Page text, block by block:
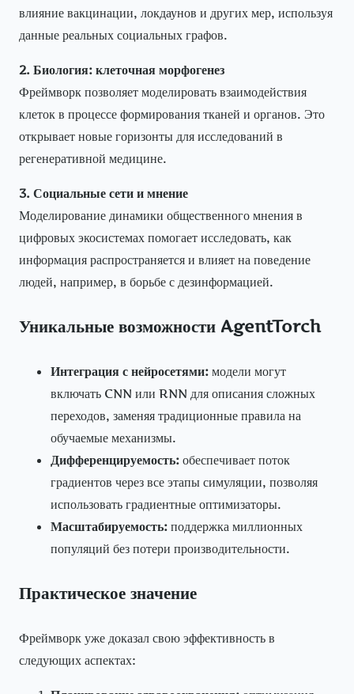
влияние вакцинации, локдаунов и других мер, используя
данные реальных социальных графов.
2. Биология: клеточная морфогенез
Фреймворк позволяет моделировать взаимодействия
клеток в процессе формирования тканей и органов. Это
открывает новые горизонты для исследований в
регенеративной медицине.
3. Социальные сети и мнение
Моделирование динамики общественного мнения в
цифровых экосистемах помогает исследовать, как
информация распространяется и влияет на поведение
людей, например, в борьбе с дезинформацией.
Уникальные возможности AgentTorch
Интеграция с нейросетями: модели могут
включать CNN или RNN для описания сложных
переходов, заменяя традиционные правила на
обучаемые механизмы.
Дифференцируемость: обеспечивает поток
градиентов через все этапы симуляции, позволяя
использовать градиентные оптимизаторы.
Масштабируемость: поддержка миллионных
популяций без потери производительности.
Практическое значение
Фреймворк уже доказал свою эффективность в
следующих аспектах: